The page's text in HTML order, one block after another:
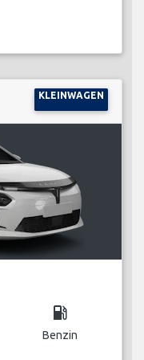
KLEINWAGEN
local_gas_station
Benzin